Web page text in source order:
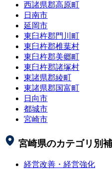
西諸県郡高原町
日南市
延岡市
東臼杵郡門川町
東臼杵郡椎葉村
東臼杵郡美郷町
東臼杵郡諸塚村
東諸県郡綾町
東諸県郡国富町
日向市
都城市
宮崎市
宮崎県のカテゴリ別
経営改善・経営強化